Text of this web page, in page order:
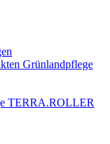
Grünlandpflege
TERRA.ROLLER